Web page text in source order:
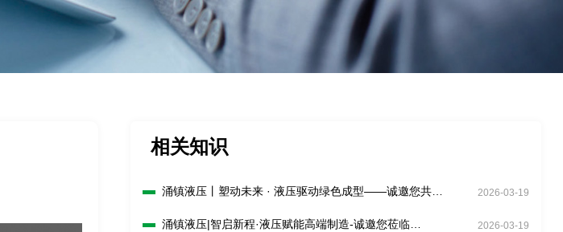
相关知识
涌镇液压丨塑动未来 · 液压驱动绿色成型——诚邀您共赴
2026-03-19
涌镇液压|智启新程·液压赋能高端制造-诚邀您莅临
2026-03-19